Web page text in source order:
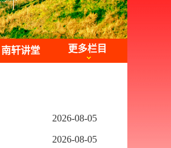
南轩讲堂 更多栏目
2026-08-05
2026-08-05